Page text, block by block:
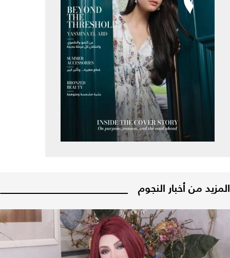
المزيد من أخبار النجوم